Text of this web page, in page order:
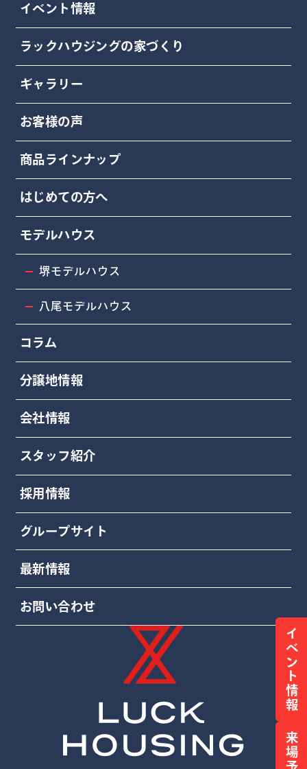
イベント情報
イベント情報
ラックハウジングの家づくり
ギャラリー
お客様の声
商品ラインナップ
はじめての方へ
モデルハウス
堺モデルハウス
八尾モデルハウス
コラム
分譲地情報
会社情報
スタッフ紹介
採用情報
グループサイト
最新情報
お問い合わせ